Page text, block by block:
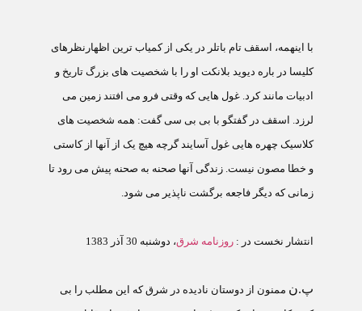
با اينهمه، اسقف تام باتلر در يکی از کمياب ترين اظهارنظرهای
کليسا در باره ديويد بلانکت او را با شخصيت های بزرگ تاريخ و
ادبيات مانند کرد. غول هايی که وقتی فرو می افتند زمين می
لرزد. اسقف در گفتگو با بی بی سی گفت: همه شخصيت های
کلاسيک چهره هايی غول آسايند گرچه هيچ يک از آنها از کاستی
و خطا مصون نيست. زندگی آنها صحنه به صحنه پيش می رود تا
زمانی که ديگر فاجعه برگشت ناپذير می شود.
انتشار نخست در : روزنامه شرق، دوشنبه 30 آذر 1383
پ.ن ممنون از دوستان ناديده در شرق که اين مطلب را بی